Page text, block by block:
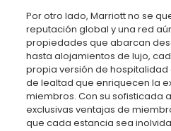
Por otro lado, Marriott no se
reputación global y una red
propiedades que abarcan
hasta alojamientos de lujo,
propia versión de
de lealtad que enriquecen la
miembros. Con su sofisticada
exclusivas ventajas de
que cada estancia sea